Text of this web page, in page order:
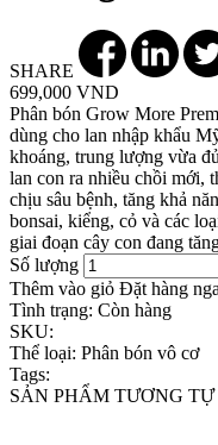
SHARE
699,000 VND
Phân bón Grow More
dùng cho lan nhập khẩu
khoáng, trung lượng vừa
lan con ra nhiều chồi mới,
chịu sâu bệnh, tăng khả
bonsai, kiểng, cỏ và các
giai đoạn cây con đang
Số lượng
Thêm vào giỏ Đặt hàng
Tình trạng: Còn hàng
SKU:
Thể loại: Phân bón vô cơ
Tags:
SẢN PHẨM TƯƠNG TỰ